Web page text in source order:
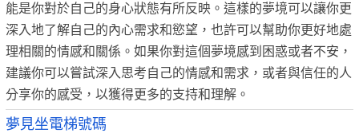
能是你對於自己的身心狀態有所反映。這樣的夢境可以讓你更
深入地了解自己的內心需求和慾望，也許可以幫助你更好地處
理相關的情感和關係。如果你對這個夢境感到困惑或者不安，
建議你可以嘗試深入思考自己的情感和需求，或者與信任的人
分享你的感受，以獲得更多的支持和理解。
夢見坐電梯號碼